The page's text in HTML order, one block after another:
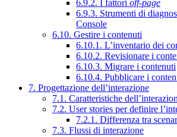
6.9.2. I fattori off-page
6.9.3. Strumenti di
Console
6.10. Gestire i contenuti
6.10.1. L’inventario dei
6.10.2. Revisionare i
6.10.3. Migrare i contenuti
6.10.4. Pubblicare i
7. Progettazione dell’interazione
7.1. Caratteristiche
7.2. User stories per definire
7.2.1. Differenza tra
7.3. Flussi di interazione